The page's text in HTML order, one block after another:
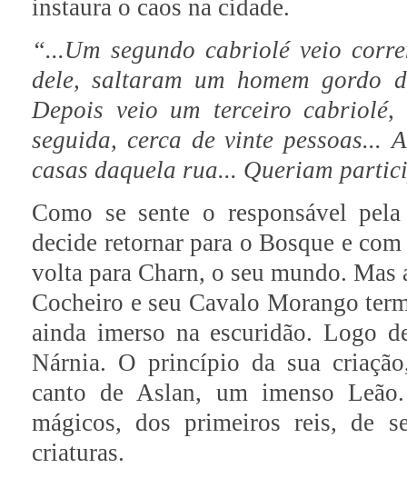
instaura o caos na cidade.
“...Um segundo cabriolé veio
dele, saltaram um homem gordo
Depois veio um terceiro
seguida, cerca de vinte pessoas...
casas daquela rua... Queriam
Como se sente o responsável
decide retornar para o Bosque e
volta para Charn, o seu mundo.
Cocheiro e seu Cavalo Morango
ainda imerso na escuridão. Logo
Nárnia. O princípio da sua
canto de Aslan, um imenso
mágicos, dos primeiros reis, de
criaturas.